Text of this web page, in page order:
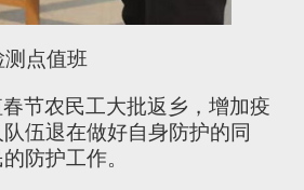
测点值班
节农民工大批返乡，增加疫
伍退在做好自身防护的同
防护工作。